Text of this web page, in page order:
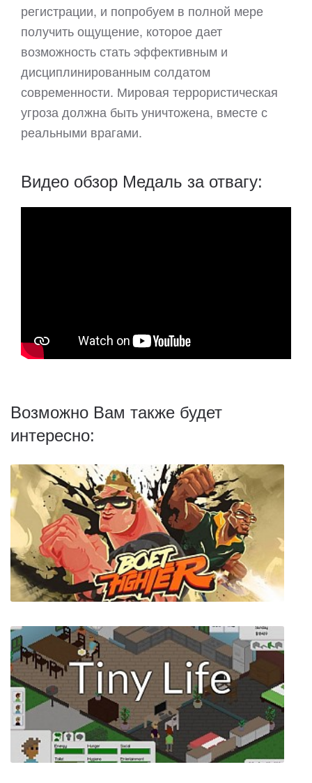
регистрации, и попробуем в полной мере
получить ощущение, которое дает
возможность стать эффективным и
дисциплинированным солдатом
современности. Мировая террористическая
угроза должна быть уничтожена, вместе с
реальными врагами.
Видео обзор Медаль за отвагу:
Возможно Вам также будет
интересно:
Boet Fighter